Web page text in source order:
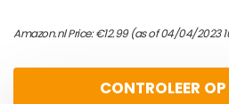
Amazon.nl Price:€12.99(as of 04/04/2023
CONTROLEER